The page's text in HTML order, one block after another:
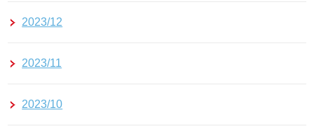
2023/12
2023/11
2023/10